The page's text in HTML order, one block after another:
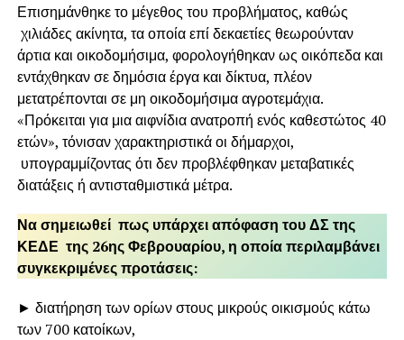
Επισημάνθηκε το μέγεθος του προβλήματος, καθώς
χιλιάδες ακίνητα, τα οποία επί δεκαετίες θεωρούνταν
άρτια και οικοδομήσιμα, φορολογήθηκαν ως οικόπεδα και
εντάχθηκαν σε δημόσια έργα και δίκτυα, πλέον
μετατρέπονται σε μη οικοδομήσιμα αγροτεμάχια.
«Πρόκειται για μια αιφνίδια ανατροπή ενός καθεστώτος 40
ετών», τόνισαν χαρακτηριστικά οι δήμαρχοι,
υπογραμμίζοντας ότι δεν προβλέφθηκαν μεταβατικές
διατάξεις ή αντισταθμιστικά μέτρα.
Να σημειωθεί πως υπάρχει απόφαση του ΔΣ της
ΚΕΔΕ της 26ης Φεβρουαρίου, η οποία περιλαμβάνει
συγκεκριμένες προτάσεις:
► διατήρηση των ορίων στους μικρούς οικισμούς κάτω
των 700 κατοίκων,